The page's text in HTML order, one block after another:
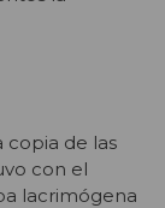
copia de las
con el
lacrimógena